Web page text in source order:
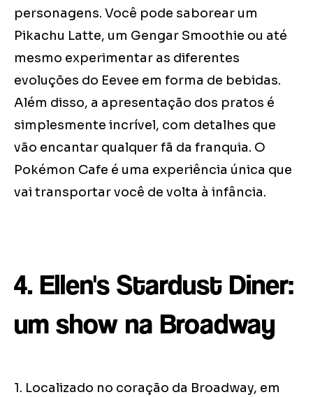
personagens. Você pode saborear um
Pikachu Latte, um Gengar Smoothie ou até
mesmo experimentar as diferentes
evoluções do Eevee em forma de bebidas.
Além disso, a apresentação dos pratos é
simplesmente incrível, com detalhes que
vão encantar qualquer fã da franquia. O
Pokémon Cafe é uma experiência única que
vai transportar você de volta à infância.
4. Ellen's Stardust Diner:
um show na Broadway
1. Localizado no coração da Broadway, em